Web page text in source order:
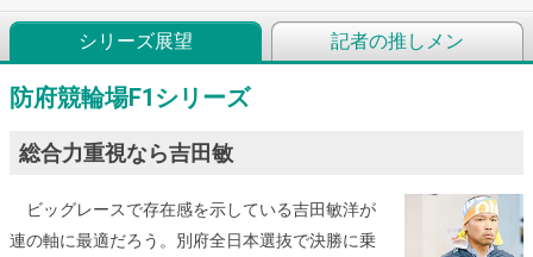
シリーズ展望 記者の推しメン
防府競輪場F1シリーズ
総合力重視なら吉田敏
ビッグレースで存在感を示している吉田敏洋が
連の軸に最適だろう。別府全日本選抜で決勝に乗